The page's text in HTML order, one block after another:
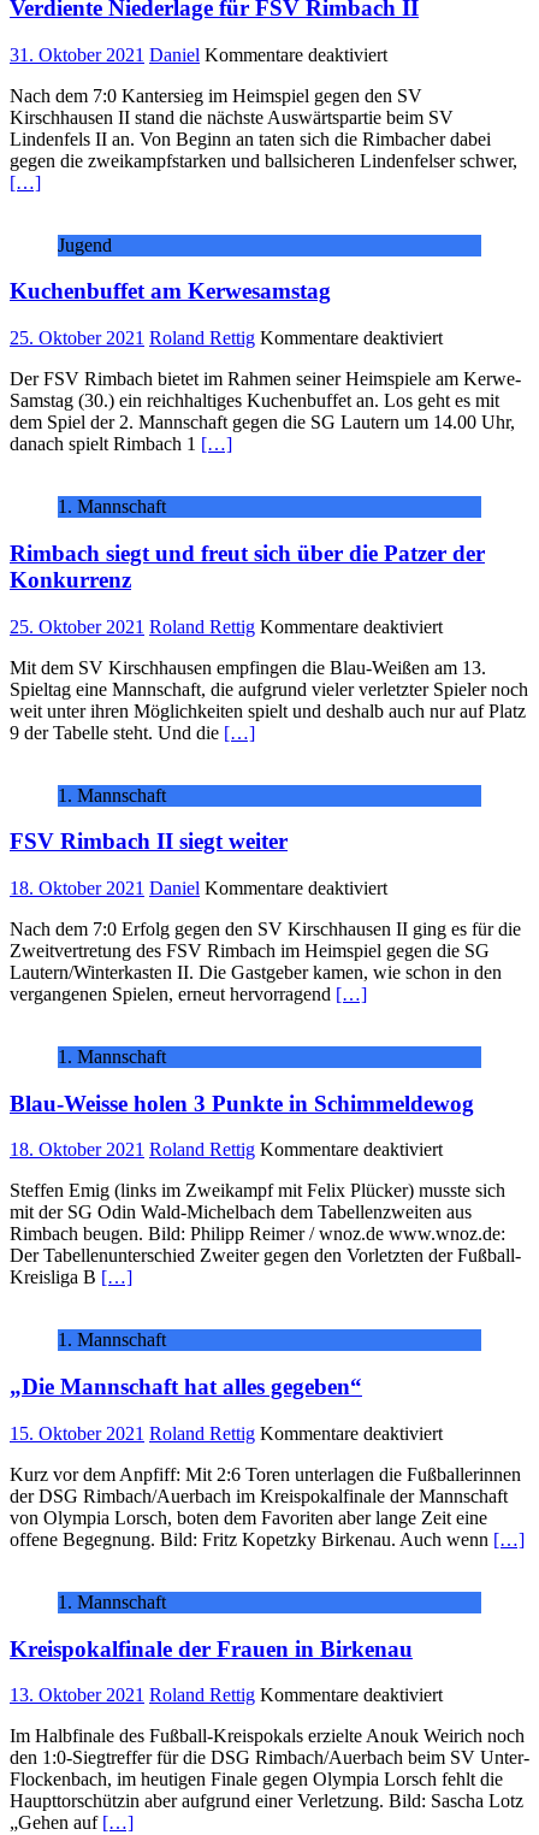
Verdiente Niederlage für FSV Rimbach II
31. Oktober 2021 Daniel Kommentare deaktiviertfür
Niederlage
für
FSV
Rimbach
Nach dem 7:0 Kantersieg im Heimspiel gegen den SV
Kirschhausen II stand die nächste Auswärtspartie beim SV
Lindenfels II an. Von Beginn an taten sich die Rimbacher dabei
gegen die zweikampfstarken und ballsicheren Lindenfelser schwer,
[…]
Jugend
Kuchenbuffet am Kerwesamstag
25. Oktober 2021 Roland Rettig Kommentare deaktiviertfür
am
Der FSV Rimbach bietet im Rahmen seiner Heimspiele am Kerwe-
Samstag (30.) ein reichhaltiges Kuchenbuffet an. Los geht es mit
dem Spiel der 2. Mannschaft gegen die SG Lautern um 14.00 Uhr,
danach spielt Rimbach 1 […]
1. Mannschaft
Rimbach siegt und freut sich über die Patzer der
Konkurrenz
25. Oktober 2021 Roland Rettig Kommentare deaktiviertfür
siegt
und
freut
Mit dem SV Kirschhausen empfingen die Blau-Weißen am 13.
Spieltag eine Mannschaft, die aufgrund vieler verletzter Spieler noch
weit unter ihren Möglichkeiten spielt und deshalb auch nur auf Platz
9 der Tabelle steht. Und die […]
1. Mannschaft
FSV Rimbach II siegt weiter
18. Oktober 2021 Daniel Kommentare deaktiviertfür
Rimbach
II
siegt
Nach dem 7:0 Erfolg gegen den SV Kirschhausen II ging es für die
Zweitvertretung des FSV Rimbach im Heimspiel gegen die SG
Lautern/Winterkasten II. Die Gastgeber kamen, wie schon in den
vergangenen Spielen, erneut hervorragend […]
1. Mannschaft
Blau-Weisse holen 3 Punkte in Schimmeldewog
18. Oktober 2021 Roland Rettig Kommentare deaktiviertfür
Weisse
holen
3
Punkte
Steffen Emig (links im Zweikampf mit Felix Plücker) musste sich
mit der SG Odin Wald-Michelbach dem Tabellenzweiten aus
Rimbach beugen. Bild: Philipp Reimer / wnoz.de www.wnoz.de:
Der Tabellenunterschied Zweiter gegen den Vorletzten der Fußball-
Kreisliga B […]
1. Mannschaft
„Die Mannschaft hat alles gegeben“
15. Oktober 2021 Roland Rettig Kommentare deaktiviertfür
Mannschaft
hat
alles
gegeben“
Kurz vor dem Anpfiff: Mit 2:6 Toren unterlagen die Fußballerinnen
der DSG Rimbach/Auerbach im Kreispokalfinale der Mannschaft
von Olympia Lorsch, boten dem Favoriten aber lange Zeit eine
offene Begegnung. Bild: Fritz Kopetzky Birkenau. Auch wenn […]
1. Mannschaft
Kreispokalfinale der Frauen in Birkenau
13. Oktober 2021 Roland Rettig Kommentare deaktiviertfür
der
Frauen
in
Birkenau
Im Halbfinale des Fußball-Kreispokals erzielte Anouk Weirich noch
den 1:0-Siegtreffer für die DSG Rimbach/Auerbach beim SV Unter-
Flockenbach, im heutigen Finale gegen Olympia Lorsch fehlt die
Haupttorschützin aber aufgrund einer Verletzung. Bild: Sascha Lotz
„Gehen auf […]